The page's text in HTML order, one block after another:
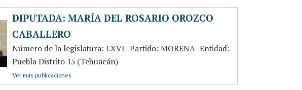
DIPUTADA: MARÍA DEL ROSARIO OROZCO
CABALLERO
Número de la legislatura: LXVI -Partido: MORENA- Entidad:
Puebla Distrito 15 (Tehuacán)
Ver más publicaciones